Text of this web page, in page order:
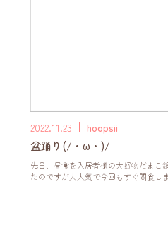
2022.11.23 hoopsii
盆踊り(/・ω・)/
先日、昼食を入居者様の大好物だまこ
たのですが大人気で今回もすぐ間食し
たのですが、スタッフが自分で衣装
露してくれたのですが持ってきてく